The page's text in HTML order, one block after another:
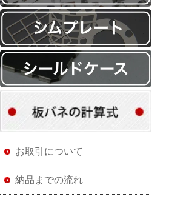
お取引について
納品までの流れ